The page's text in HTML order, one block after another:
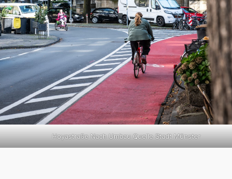
Hoyastraße Nach Umbau Quelle Stadt Münster